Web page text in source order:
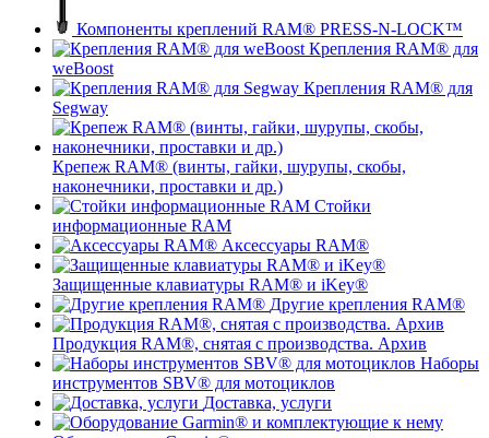
Компоненты креплений RAM® PRESS-N-LOCK™
Крепления RAM® для
weBoost
Крепления RAM® для
Segway
Крепеж RAM® (винты, гайки, шурупы, скобы,
наконечники, проставки и др.)
Стойки
информационные RAM
Аксессуары RAM®
Защищенные клавиатуры RAM® и iKey®
Другие крепления RAM®
Продукция RAM®, снятая с производства. Архив
Наборы
инструментов SBV® для мотоциклов
Доставка, услуги